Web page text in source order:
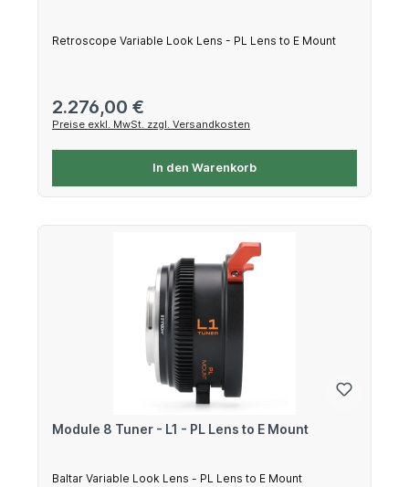
Retroscope Variable Look Lens - PL Lens to E Mount
Regulärer Preis:
2.276,00 €
Preise exkl. MwSt. zzgl. Versandkosten
In den Warenkorb
Module 8 Tuner - L1 - PL Lens to E Mount
Baltar Variable Look Lens - PL Lens to E Mount